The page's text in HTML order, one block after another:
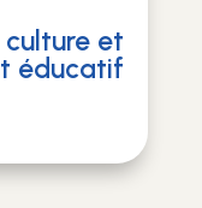
culture et
éducatif